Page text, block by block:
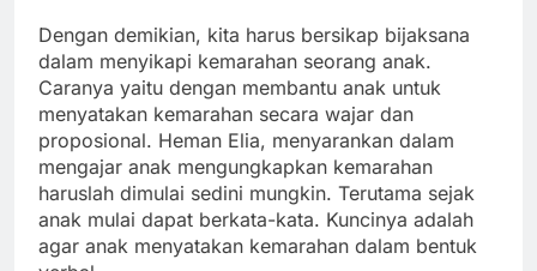
Dengan demikian, kita harus bersikap bijaksana
dalam menyikapi kemarahan seorang anak.
Caranya yaitu dengan membantu anak untuk
menyatakan kemarahan secara wajar dan
proposional. Heman Elia, menyarankan dalam
mengajar anak mengungkapkan kemarahan
haruslah dimulai sedini mungkin. Terutama sejak
anak mulai dapat berkata-kata. Kuncinya adalah
agar anak menyatakan kemarahan dalam bentuk